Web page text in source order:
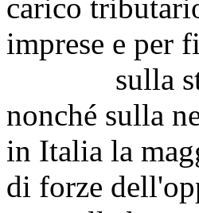
carico
imprese e per
sulla
nonché sulla
in Italia la
di forze